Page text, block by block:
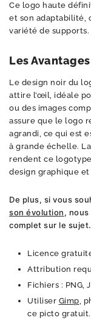
Ce logo haute
et son adaptabilité,
variété de supports.
Les
Le design noir du
attire l’œil, idéale
ou des images
assure que le logo
agrandi, ce qui est
à grande échelle.
rendent ce
design graphique
De plus, si vous
son évolution,
complet sur le sujet.
Licence
Attribution
Fichiers : PNG,
Utiliser Gimp,
ce picto gratuit.